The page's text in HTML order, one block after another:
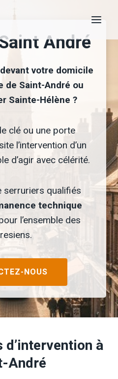
André
votre domicile
de Saint-André ou
Sainte-Hélène ?
clé ou une porte
l’intervention d’un
d’agir avec célérité.
serruriers qualifiés
technique
l’ensemble des
NOUS
à
André